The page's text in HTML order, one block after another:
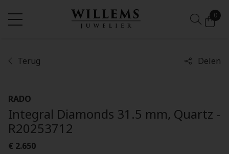
0
Terug Delen
RADO
Integral Diamonds 31.5 mm, Quartz -
R20253712
€ 2.650